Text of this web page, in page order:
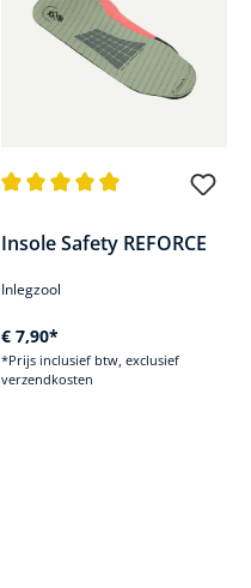
Insole Safety REFORCE
Inlegzool
€ 7,90*
*Prijs inclusief btw, exclusief
verzendkosten